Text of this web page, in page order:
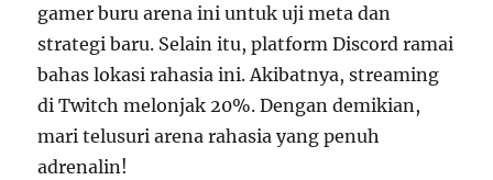
gamer buru arena ini untuk uji meta dan
strategi baru. Selain itu, platform Discord ramai
bahas lokasi rahasia ini. Akibatnya, streaming
di Twitch melonjak 20%. Dengan demikian,
mari telusuri arena rahasia yang penuh
adrenalin!